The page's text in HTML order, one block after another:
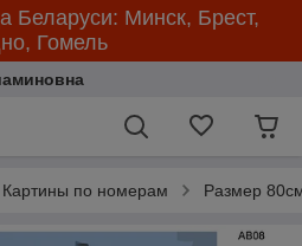
Беларуси: Минск, Брест,
Гомель
Картины по номерам Размер